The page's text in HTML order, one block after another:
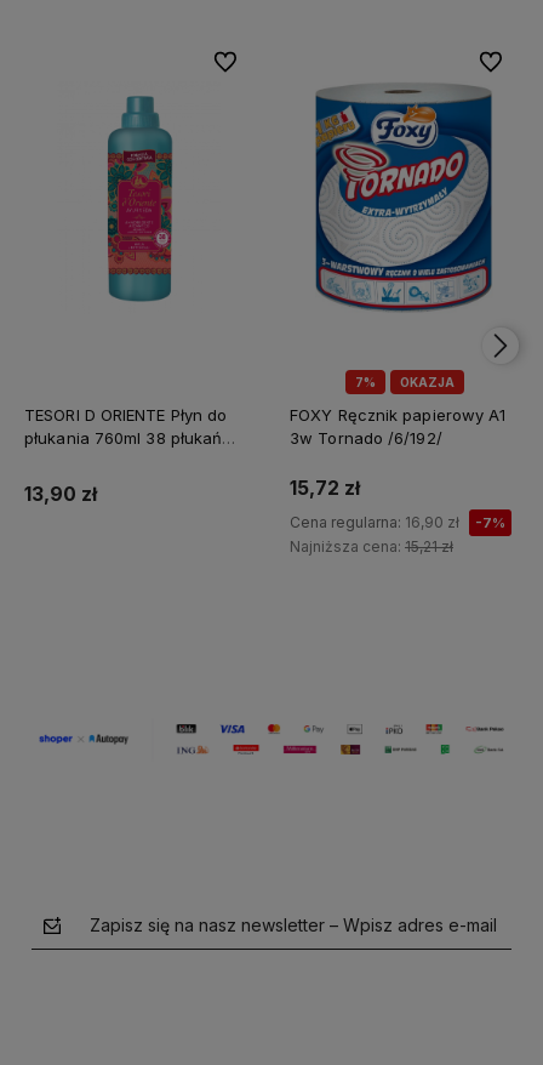
TESORI D ORIENTE Płyn do
płukania 760ml 38 płukań
13,90 zł
Do ulubionych
7% OKAZJA
FOXY Ręcznik papierowy A1
3w Tornado /6/192/
15,72 zł
Cena regularna: 16,90 zł -7%
Najniższa cena: 15,21 zł
Do
Zapisz się na nasz newsletter – Wpisz adres e-mail